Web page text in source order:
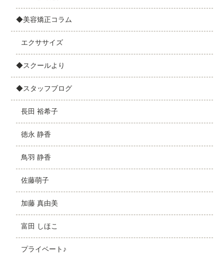
◆美容矯正コラム
エクササイズ
◆スクールより
◆スタッフブログ
長田 裕希子
徳永 静香
鳥羽 静香
佐藤萌子
加藤 真由美
富田 しほこ
プライベート♪